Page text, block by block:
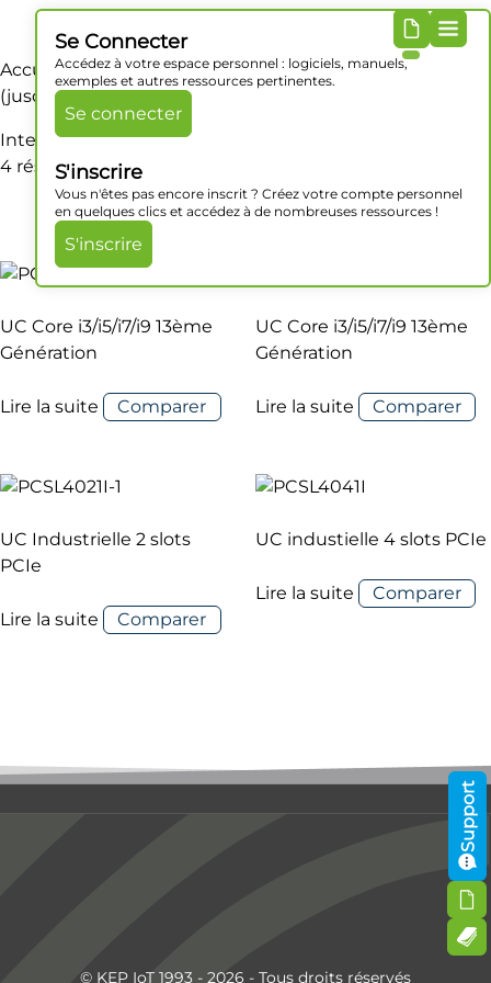
Se Connecter
Accédez à votre espace personnel : logiciels, manuels,
exemples et autres ressources pertinentes.
Se connecter
S'inscrire
Vous n'êtes pas encore inscrit ? Créez votre compte personnel
en quelques clics et accédez à de nombreuses ressources !
S'inscrire
Accueil/ Produit Processeur / Intel Core i7-13700TE
(jusqu'à 4.8 GHz)
Intel Core i7-13700TE (jusqu'à 4.8 GHz)
4 résultats affichés
UC Core i3/i5/i7/i9 13ème
Génération
Lire la suite Comparer
UC Core i3/i5/i7/i9 13ème
Génération
Lire la suite Comparer
UC Industrielle 2 slots
PCIe
Lire la suite Comparer
UC industielle 4 slots PCIe
Lire la suite Comparer
Support
© KEP IoT 1993 - 2026 - Tous droits réservés